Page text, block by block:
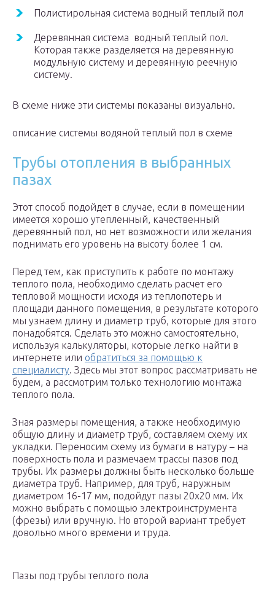
Полистирольная система водный теплый пол
Деревянная система водный теплый пол.
Которая также разделяется на деревянную
модульную систему и деревянную реечную
систему.
В схеме ниже эти системы показаны визуально.
описание системы водяной теплый пол в схеме
Трубы отопления в выбранных
пазах
Этот способ подойдет в случае, если в помещении
имеется хорошо утепленный, качественный
деревянный пол, но нет возможности или желания
поднимать его уровень на высоту более 1 см.
Перед тем, как приступить к работе по монтажу
теплого пола, необходимо сделать расчет его
тепловой мощности исходя из теплопотерь и
площади данного помещения, в результате которого
мы узнаем длину и диаметр труб, которые для этого
понадобятся. Сделать это можно самостоятельно,
используя калькуляторы, которые легко найти в
интернете или обратиться за помощью к
специалисту. Здесь мы этот вопрос рассматривать не
будем, а рассмотрим только технологию монтажа
теплого пола.
Зная размеры помещения, а также необходимую
общую длину и диаметр труб, составляем схему их
укладки. Переносим схему из бумаги в натуру – на
поверхность пола и размечаем трассы пазов под
трубы. Их размеры должны быть несколько больше
диаметра труб. Например, для труб, наружным
диаметром 16-17 мм, подойдут пазы 20х20 мм. Их
можно выбрать с помощью электроинструмента
(фрезы) или вручную. Но второй вариант требует
довольно много времени и труда.
Пазы под трубы теплого пола